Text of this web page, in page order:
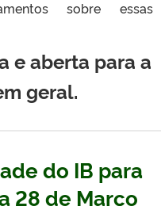
sobre essas
e aberta para a
geral.
do IB para
28 de Março